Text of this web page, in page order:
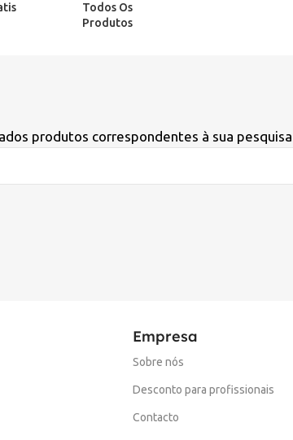
Todos Os
Produtos
produtos correspondentes à sua
Empresa
Sobre nós
Desconto para profissionais
Contacto